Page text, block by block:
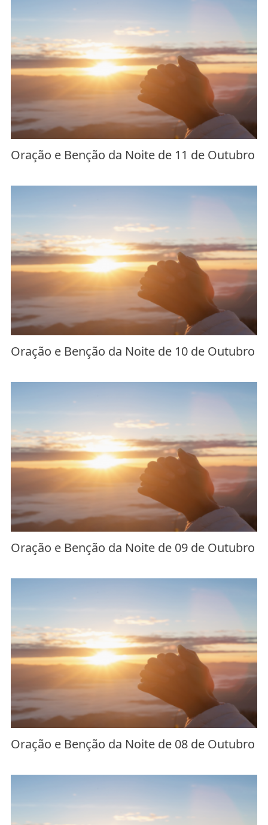
Oração e Benção da Noite de 11 de Outubro
Oração e Benção da Noite de 10 de Outubro
Oração e Benção da Noite de 09 de Outubro
Oração e Benção da Noite de 08 de Outubro